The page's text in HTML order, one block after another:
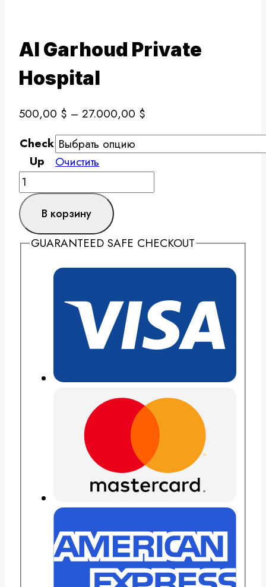
Al Garhoud Private
Hospital
500,00 $ – 27.000,00 $
цен:
500,00 $
Check
Up
Очистить
Количество
товара
Al
Garhoud
Private
Hospital
В корзину
GUARANTEED SAFE CHECKOUT